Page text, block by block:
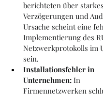
berichteten über
Verzögerungen und
Ursache scheint eine
Implementierung des
Netzwerkprotokolls im
sein.
Installationsfehler in
Unternehmen: In
Firmennetzwerken